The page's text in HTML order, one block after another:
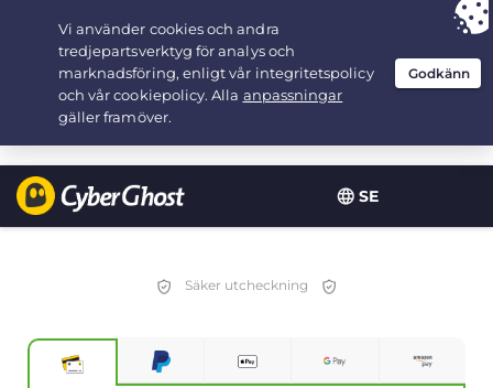
SE
Your choice:The Best Dealfor 3.3333333333333-years at $
/month
Säker utcheckning